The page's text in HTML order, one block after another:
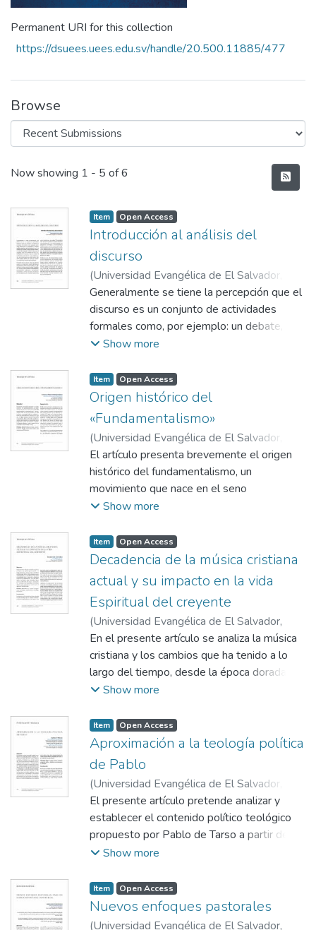
Permanent URI for this collection
https://dsuees.uees.edu.sv/handle/20.500.11885/477
Browse
Recent Submissions
Now showing 1 - 5 of 6
Item Open Access
Introducción al análisis del
discurso
(Universidad Evangélica de El Salvador,
2021-07)Mejía de Hernández, Brendhaly
Marisol
Generalmente se tiene la percepción que el
discurso es un conjunto de actividades
formales como, por ejemplo: un debate, un
certamen de oratoria, una ponencia, entre
engloba aspectos más profundos y en cierta
medida que ocurren cotidianamente, esto
es, a través del lenguaje. Hablar de discurso
es
complejo, pues está presente en toda la
actividad del ser humano y como es sabido
el
ser humano está inmerso en un contexto
social, por lo tanto, para que exista el
debe también existir una forma de
comunicar socialmente nuestros
pensamientos.
Show more
Item Open Access
Origen histórico del
«Fundamentalismo»
(Universidad Evangélica de El Salvador,
2021-07 )Gómez Hernández, Gerzon Luis
Manuel
El artículo presenta brevemente el origen
histórico del fundamentalismo, un
movimiento que nace en el seno
conservador del protestantismo
por mostrar un total rechazo a la teología
moderna y exégesis liberal del
protestantismo europeo del siglo XIX. De
igual manera, provee definiciones
conceptuales de los principales
fundamentalismos que existen en la
actualidad; pues el término, a pesar de su
génesis religiosa, ha logrado emigrar a otros
campos en las sociedades secularizadas de
hoy.
Show more
Item Open Access
Decadencia de la música cristiana
actual y su impacto en la vida
Espiritual del creyente
(Universidad Evangélica de El Salvador,
2021-07)Arce Chafoya, Fernando Raúl
En el presente artículo se analiza la música
cristiana y los cambios que ha tenido a lo
largo del tiempo, desde la época dorada de
la himnología hebreo-bíblica hasta la época
de contenido lírico y musical, la influencia
espiritual y la experiencia a partir de la
teología y la música como elementos claves
para la realización de nuevas composiciones
cristianas que transmitan un mensaje
de amor, paz, esperanza y consuelo para la
iglesia de nuestros días.
Show more
Item Open Access
Aproximación a la teología política
de Pablo
(Universidad Evangélica de El Salvador,
2021-07)Medrano, Jonathan A.;Girón
Herrera, Santos Gabriel
El presente artículo pretende analizar y
establecer el contenido político teológico
propuesto por Pablo de Tarso a partir del
uso de algunos términos en sus textos. A la
que estudia paralelamente algunas de las
similitudes y diferencias de la teología
política
Show more
Item Open Access
Nuevos enfoques pastorales
(Universidad Evangélica de El Salvador,